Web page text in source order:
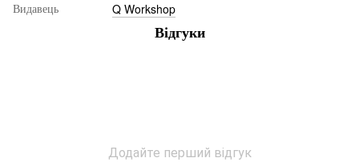
Видавець
Q Workshop
Відгуки
Додайте перший відгук